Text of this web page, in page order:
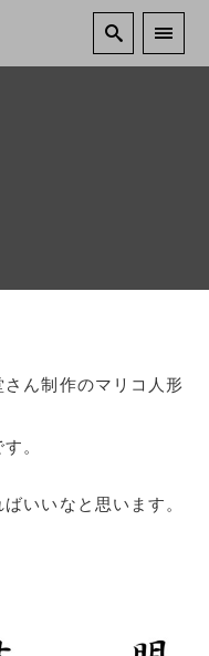
ん制作のマリコ人形
。
いいなと思います。